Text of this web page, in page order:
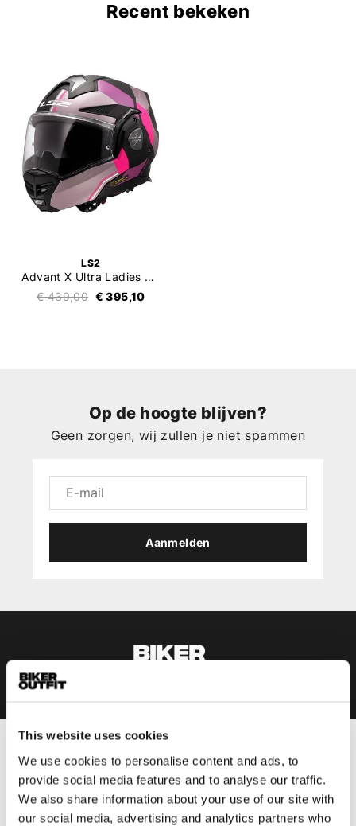
This website uses cookies
We use cookies to personalise content and ads, to
provide social media features and to analyse our traffic.
We also share information about your use of our site with
our social media, advertising and analytics partners who
Recent bekeken
LS2
Advant X Ultra Ladies FF901
€ 439,00 € 395,10
Op de hoogte blijven?
Geen zorgen, wij zullen je niet spammen
Aanmelden
Heren
Motorkleding heren
Motorjas heren